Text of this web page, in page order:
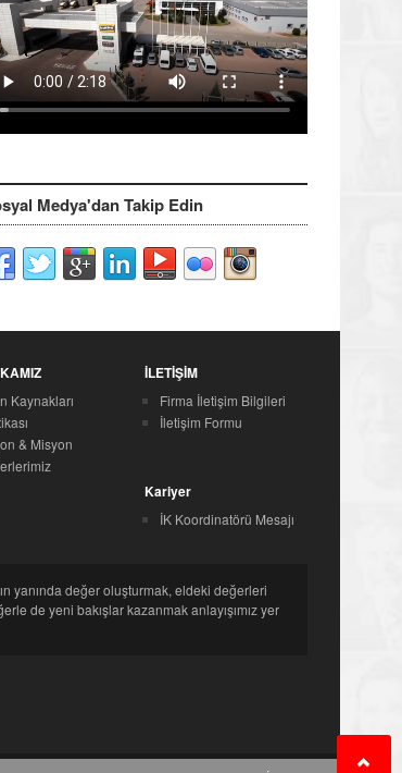
Medya'dan Takip Edin
Kaynakları
& Misyon
İLETİŞİM
Firma İletişim Bilgileri
İletişim Formu
Kariyer
İK Koordinatörü Mesajı
yanında değer oluşturmak, eldeki değerleri
de yeni bakışlar kazanmak anlayışımız yer